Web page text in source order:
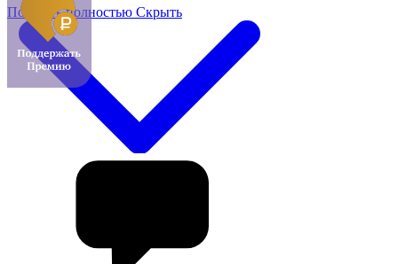
Показать полностью Скрыть